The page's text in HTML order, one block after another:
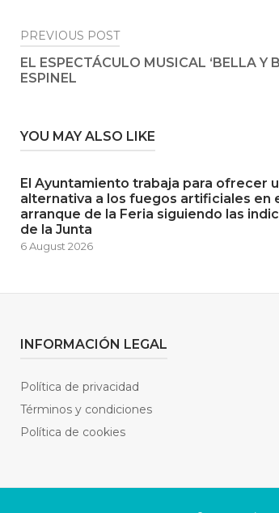
Post
navigation
PREVIOUS POST
EL ESPECTÁCULO MUSICAL ‘BELLA Y
ESPINEL
YOU MAY ALSO LIKE
El Ayuntamiento trabaja para ofrecer
alternativa a los fuegos artificiales en
arranque de la Feria siguiendo las
de la Junta
6 August 2026
INFORMACIÓN LEGAL
Política de privacidad
Términos y condiciones
Política de cookies